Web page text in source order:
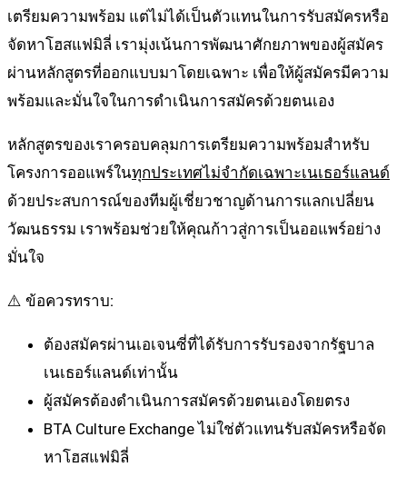
เตรียมความพร้อม แต่ไม่ได้เป็นตัวแทนในการรับสมัครหรือ
จัดหาโฮสแฟมิลี่ เรามุ่งเน้นการพัฒนาศักยภาพของผู้สมัคร
ผ่านหลักสูตรที่ออกแบบมาโดยเฉพาะ เพื่อให้ผู้สมัครมีความ
พร้อมและมั่นใจในการดำเนินการสมัครด้วยตนเอง
หลักสูตรของเราครอบคลุมการเตรียมความพร้อมสำหรับ
โครงการออแพร์ในทุกประเทศไม่จำกัดเฉพาะเนเธอร์แลนด์
ด้วยประสบการณ์ของทีมผู้เชี่ยวชาญด้านการแลกเปลี่ยน
วัฒนธรรม เราพร้อมช่วยให้คุณก้าวสู่การเป็นออแพร์อย่าง
มั่นใจ
⚠️ ข้อควรทราบ:
ต้องสมัครผ่านเอเจนซี่ที่ได้รับการรับรองจากรัฐบาล
เนเธอร์แลนด์เท่านั้น
ผู้สมัครต้องดำเนินการสมัครด้วยตนเองโดยตรง
BTA Culture Exchange ไม่ใช่ตัวแทนรับสมัครหรือจัด
หาโฮสแฟมิลี่